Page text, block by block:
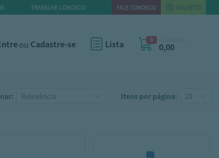
TRABALHE CONOSCO FALE CONOSCO FOLHETO
ou Cadastre-se Lista 0
0,00
Itens por página: